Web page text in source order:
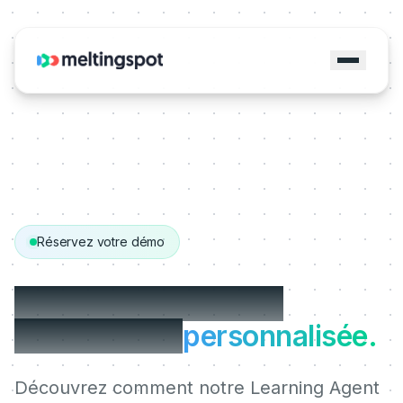
Réservez votre démo
Obtenez votre démo
MeltingSpotpersonnalisée.
Découvrez comment notre Learning Agent